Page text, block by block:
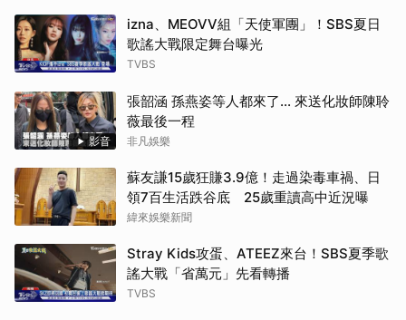
izna、MEOVV組「天使軍團」！SBS夏日
歌謠大戰限定舞台曝光
TVBS
影音
張韶涵 孫燕姿等人都來了... 來送化妝師陳聆
薇最後一程
非凡娛樂
蘇友謙15歲狂賺3.9億！走過染毒車禍、日
領7百生活跌谷底 25歲重讀高中近況曝
緯來娛樂新聞
Stray Kids攻蛋、ATEEZ來台！SBS夏季歌
謠大戰「省萬元」先看轉播
TVBS